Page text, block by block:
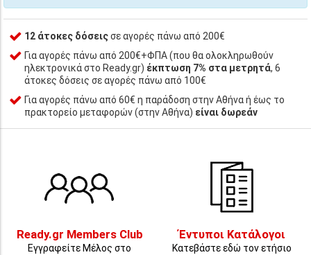
12 άτοκες δόσειςσε αγορές πάνω από 200€
Για αγορές πάνω από 200€+ΦΠΑ (που θα ολοκληρωθούν
ηλεκτρονικά στο Ready.gr) έκπτωση 7% στα μετρητά, 6
άτοκες δόσεις σε αγορές πάνω από 100€
Για αγορές πάνω από 60€ η παράδοση στην Αθήνα ή έως το
πρακτορείο μεταφορών (στην Αθήνα) είναι δωρεάν
Ready.gr Members Club
Εγγραφείτε Μέλος στο
Έντυποι Κατάλογοι
Κατεβάστε εδώ τον ετήσιο